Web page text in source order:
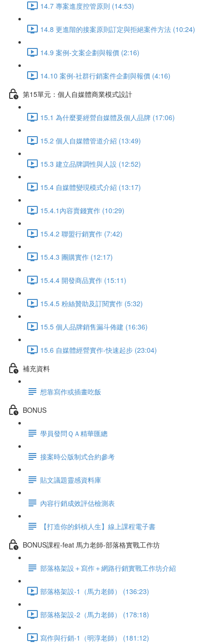
14.7 專案進度控管原則 (14:53)
14.8 更進階的接案原則訂定與拒絕案件方法 (10:24)
14.9 案例-文案企劃與報價 (2:16)
14.10 案例-社群行銷案件企劃與報價 (4:16)
第15單元：個人自媒體商業模式設計
15.1 為什麼要經營自媒體及個人品牌 (17:06)
15.2 個人自媒體管道介紹 (13:49)
15.3 建立品牌調性與人設 (12:52)
15.4 自媒體變現模式介紹 (13:17)
15.4.1內容賣錢實作 (10:29)
15.4.2 聯盟行銷實作 (7:42)
15.4.3 團購實作 (12:17)
15.4.4 開發商品實作 (15:11)
15.4.5 粉絲贊助及訂閱實作 (5:32)
15.5 個人品牌銷售漏斗佈建 (16:36)
15.6 自媒體經營實作-快速起步 (23:04)
補充資料
想靠寫作或插畫吃飯
BONUS
學員發問ＱＡ精華匯總
接案時公版制式合約參考
貼文議題靈感資料庫
內容行銷成效評估檢測表
【打造你的斜槓人生】線上課程電子書
BONUS課程-feat 馬力老師-部落格實戰工作坊
部落格架設＋寫作＋網路行銷實戰工作坊介紹
部落格架設-1（馬力老師） (136:23)
部落格架設-2（馬力老師） (178:18)
寫作與行銷-1（明淳老師） (181:12)